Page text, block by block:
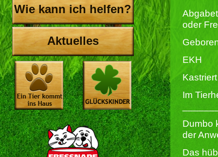
Wie kann ich helfen?
Aktuelles
oder
EKH
Im
Dumbo
der
Das